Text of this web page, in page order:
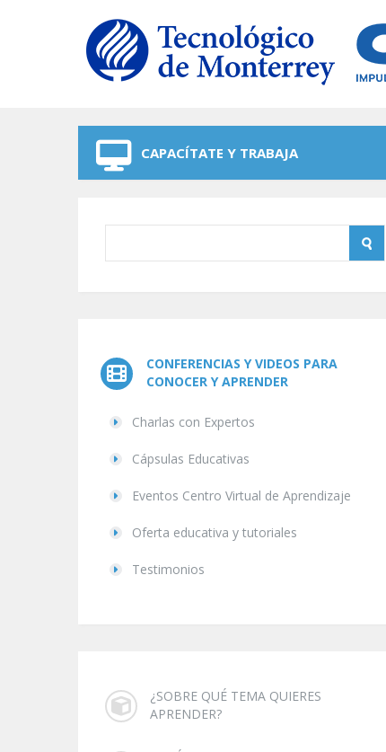
CAPACÍTATE Y TRABAJA
CONFERENCIAS Y VIDEOS PARA
CONOCER Y APRENDER
Charlas con Expertos
Cápsulas Educativas
Eventos Centro Virtual de Aprendizaje
Oferta educativa y tutoriales
Testimonios
¿SOBRE QUÉ TEMA QUIERES
APRENDER?